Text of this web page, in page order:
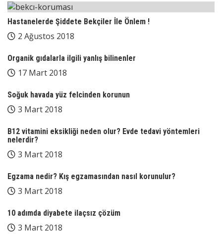
Hastanelerde Şiddete Bekçiler İle Önlem !
2 Ağustos 2018
Organik gıdalarla ilgili yanlış bilinenler
17 Mart 2018
Soğuk havada yüz felcinden korunun
3 Mart 2018
B12 vitamini eksikliği neden olur? Evde tedavi yöntemleri
nelerdir?
3 Mart 2018
Egzama nedir? Kış egzamasından nasıl korunulur?
3 Mart 2018
10 adımda diyabete ilaçsız çözüm
3 Mart 2018